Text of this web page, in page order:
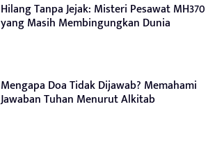
Hilang Tanpa Jejak: Misteri Pesawat MH370
yang Masih Membingungkan Dunia
Mengapa Doa Tidak Dijawab? Memahami
Jawaban Tuhan Menurut Alkitab